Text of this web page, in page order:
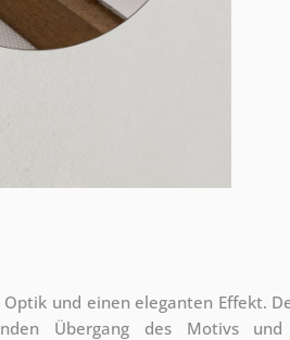
und einen eleganten Effekt.
Übergang des Motivs und